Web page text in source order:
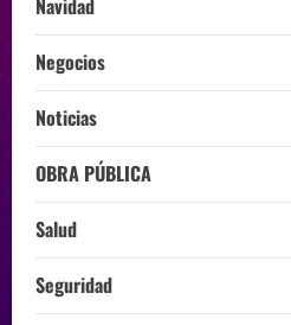
Navidad
Negocios
Noticias
OBRA PÚBLICA
Salud
Seguridad